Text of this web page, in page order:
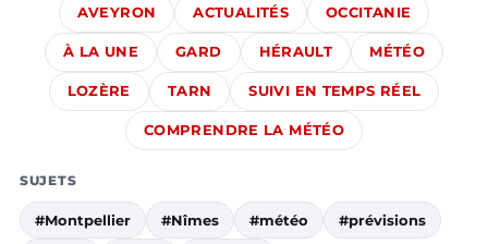
AVEYRON ACTUALITÉS OCCITANIE
À LA UNE GARD HÉRAULT MÉTÉO
LOZÈRE TARN SUIVI EN TEMPS RÉEL
COMPRENDRE LA MÉTÉO
SUJETS
#Montpellier #Nîmes #météo #prévisions